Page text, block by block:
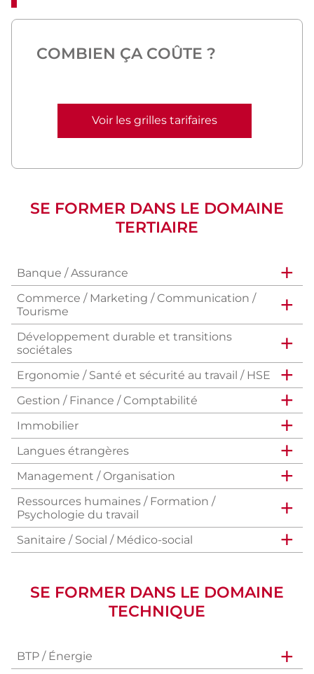
COMBIEN ÇA COÛTE ?
Voir les grilles tarifaires
SE FORMER DANS LE DOMAINE
TERTIAIRE
Banque / Assurance
Commerce / Marketing / Communication /
Tourisme
Développement durable et transitions
sociétales
Ergonomie / Santé et sécurité au travail / HSE
Gestion / Finance / Comptabilité
Immobilier
Langues étrangères
Management / Organisation
Ressources humaines / Formation /
Psychologie du travail
Sanitaire / Social / Médico-social
SE FORMER DANS LE DOMAINE
TECHNIQUE
BTP / Énergie